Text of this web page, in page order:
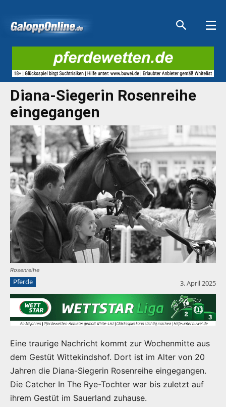
Diana-Siegerin Rosenreihe
eingegangen
Rosenreihe
Pferde 3. April 2025
Eine traurige Nachricht kommt zur Wochenmitte aus
dem Gestüt Wittekindshof. Dort ist im Alter von 20
Jahren die Diana-Siegerin Rosenreihe eingegangen.
Die Catcher In The Rye-Tochter war bis zuletzt auf
ihrem Gestüt im Sauerland zuhause.